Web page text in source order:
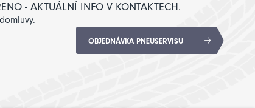
- AKTUÁLNÍ INFO V KONTAKTECH.
OBJEDNÁVKA PNEUSERVISU